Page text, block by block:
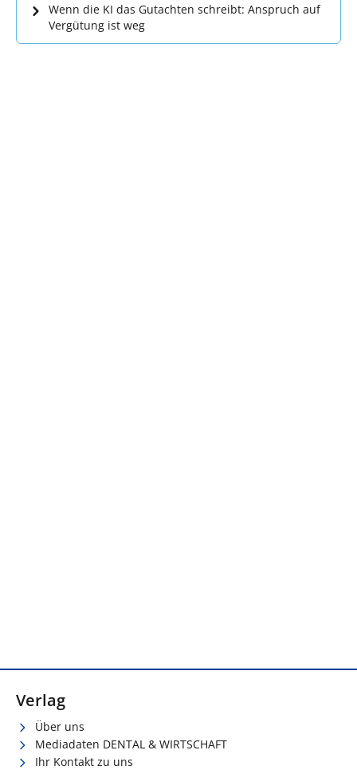
Wenn die KI das Gutachten schreibt: Anspruch auf
Vergütung ist weg
Verlag
Über uns
Mediadaten DENTAL & WIRTSCHAFT
Ihr Kontakt zu uns